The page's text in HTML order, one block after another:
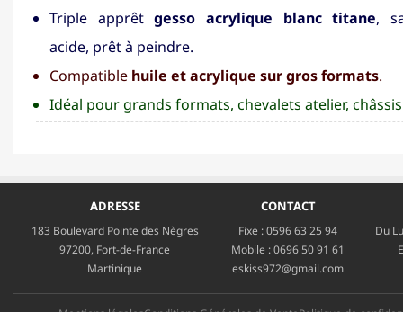
Triple apprêtgesso acrylique blanc titane,
acide, prêt à peindre.
Compatible huile et acrylique sur gros formats.
Idéal pour grands formats, chevalets atelier,
ADRESSE
183 Boulevard Pointe des Nègres
97200, Fort-de-France
Martinique
CONTACT
Fixe :0596 63 25 94
Mobile :0696 50 91 61
eskiss972@gmail.com
Du